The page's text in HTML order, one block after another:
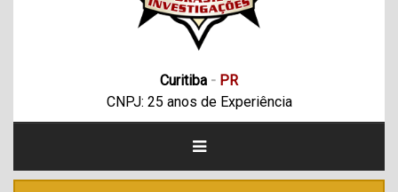
Curitiba - PR
CNPJ: 25 anos de Experiência